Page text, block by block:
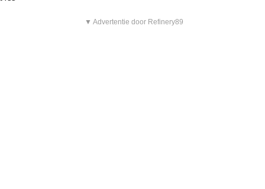
▼ Advertentie door Refinery89